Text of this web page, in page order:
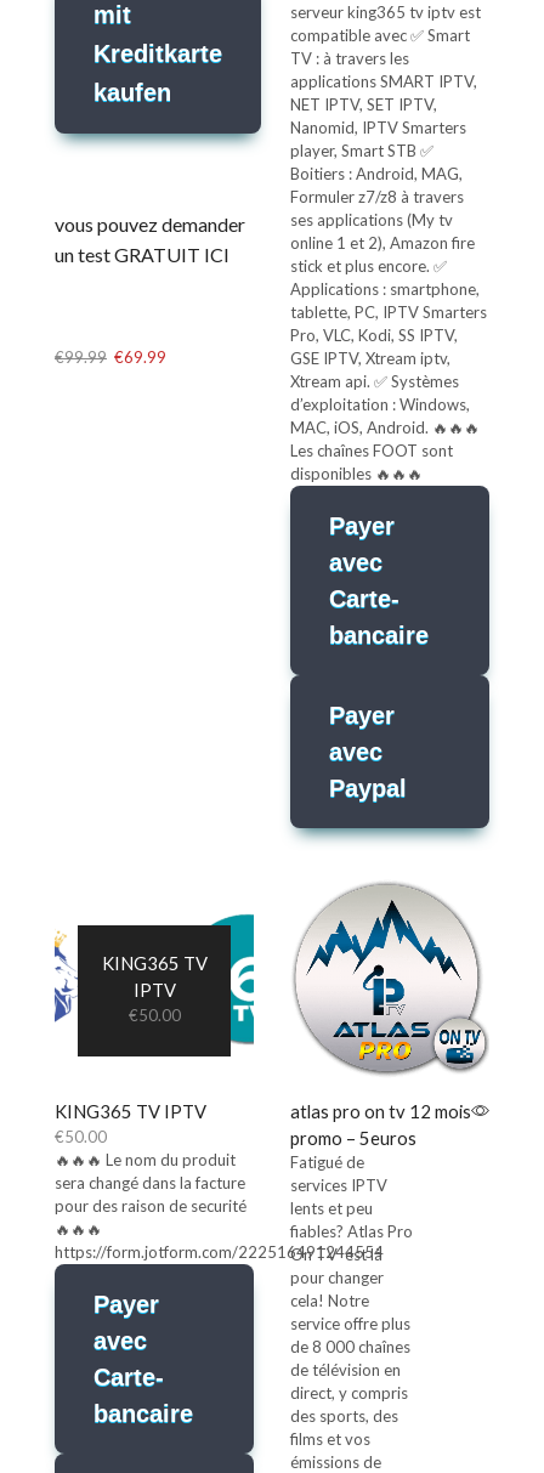
mit
Kreditkarte
kaufen
vous pouvez demander
un test GRATUIT ICI
€99.99 Ursprünglicher
€69.99
serveur king365 tv iptv est
compatible avec ✅ Smart
TV : à travers les
applications SMART IPTV,
NET IPTV, SET IPTV,
Nanomid, IPTV Smarters
player, Smart STB ✅
Boitiers : Android, MAG,
Formuler z7/z8 à travers
ses applications (My tv
online 1 et 2), Amazon fire
stick et plus encore. ✅
Applications : smartphone,
tablette, PC, IPTV Smarters
Pro, VLC, Kodi, SS IPTV,
GSE IPTV, Xtream iptv,
Xtream api. ✅ Systèmes
d’exploitation : Windows,
MAC, iOS, Android. 🔥🔥🔥
Les chaînes FOOT sont
disponibles 🔥🔥🔥
Payer
avec
Carte-
bancaire
Payer
avec
Paypal
KING365 TV
IPTV
€50.00
KING365 TV IPTV
€50.00
🔥🔥🔥 Le nom du produit
sera changé dans la facture
pour des raison de securité
🔥🔥🔥
https://form.jotform.com/222516491244554
Payer
avec
Carte-
bancaire
atlas pro on tv 12 mois
promo – 5euros
Fatigué de
services IPTV
lents et peu
fiables? Atlas Pro
On TV est là
pour changer
cela! Notre
service offre plus
de 8 000 chaînes
de télévision en
direct, y compris
des sports, des
films et vos
émissions de